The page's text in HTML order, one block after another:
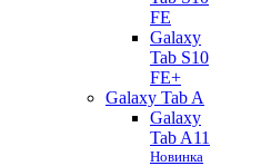
FE
Galaxy
Tab S10
FE+
Galaxy Tab A
Galaxy
Tab A11
Новинка